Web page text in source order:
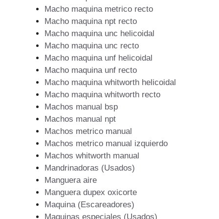
Macho maquina metrico recto
Macho maquina npt recto
Macho maquina unc helicoidal
Macho maquina unc recto
Macho maquina unf helicoidal
Macho maquina unf recto
Macho maquina whitworth helicoidal
Macho maquina whitworth recto
Machos manual bsp
Machos manual npt
Machos metrico manual
Machos metrico manual izquierdo
Machos whitworth manual
Mandrinadoras (Usados)
Manguera aire
Manguera dupex oxicorte
Maquina (Escareadores)
Maquinas especiales (Usados)